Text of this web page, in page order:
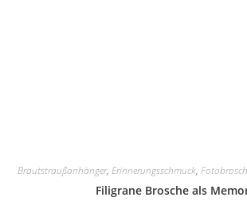
Brautstraußanhänger, Erinnerungsschmuck,
Filigrane Brosche als